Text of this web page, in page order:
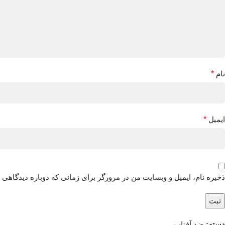
نام *
ایمیل *
ذخیره نام، ایمیل و وبسایت من در مرورگر برای زمانی که دوباره